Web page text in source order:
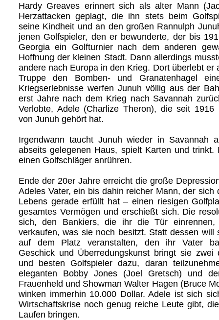
Hardy Greaves erinnert sich als alter Mann
Herzattacken geplagt, die ihn stets beim
seine Kindheit und an den großen Rannulph
jenen Golfspieler, den er bewunderte, der bis
Georgia ein Golfturnier nach dem anderen
Hoffnung der kleinen Stadt. Dann allerdings
andere nach Europa in den Krieg. Dort überlebt er
Truppe den Bomben- und Granatenhagel
Kriegserlebnisse werfen Junuh völlig aus der
erst Jahre nach dem Krieg nach Savannah
Verlobte, Adele (Charlize Theron), die seit 1916
von Junuh gehört hat.
Irgendwann taucht Junuh wieder in Savannah
abseits gelegenen Haus, spielt Karten und
einen Golfschläger anrühren.
Ende der 20er Jahre erreicht die große
Adeles Vater, ein bis dahin reicher Mann, der sich
Lebens gerade erfüllt hat – einen riesigen
gesamtes Vermögen und erschießt sich. Die
sich, den Bankiers, die ihr die Tür
verkaufen, was sie noch besitzt. Statt dessen will
auf dem Platz veranstalten, den ihr Vater
Geschick und Überredungskunst bringt sie zwei
und besten Golfspieler dazu, daran
eleganten Bobby Jones (Joel Gretsch) und
Frauenheld und Showman Walter Hagen (Bruce
winken immerhin 10.000 Dollar. Adele ist sich
Wirtschaftskrise noch genug reiche Leute gibt,
Laufen bringen.